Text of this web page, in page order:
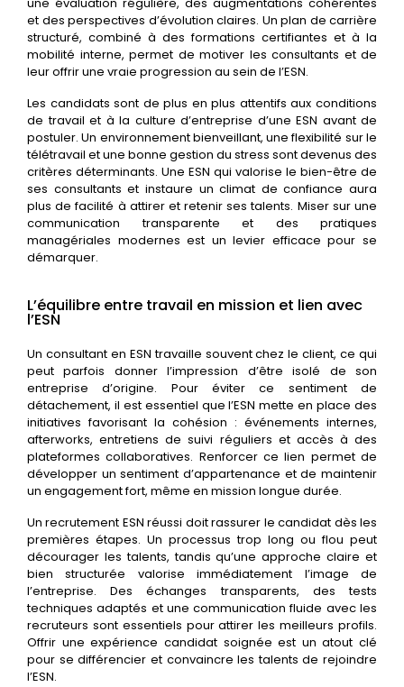
et des perspectives d’évolution claires. Un plan de carrière
structuré, combiné à des formations certifiantes et à la
mobilité interne, permet de motiver les consultants et de
leur offrir une vraie progression au sein de l’ESN.
Les candidats sont de plus en plus attentifs aux conditions
de travail et à la culture d’entreprise d’une ESN avant de
postuler. Un environnement bienveillant, une flexibilité sur le
télétravail et une bonne gestion du stress sont devenus des
critères déterminants. Une ESN qui valorise le bien-être de
ses consultants et instaure un climat de confiance aura
plus de facilité à attirer et retenir ses talents. Miser sur une
communication transparente et des pratiques
managériales modernes est un levier efficace pour se
démarquer.
L’équilibre entre travail en mission et lien avec
l’ESN
Un consultant en ESN travaille souvent chez le client, ce qui
peut parfois donner l’impression d’être isolé de son
entreprise d’origine. Pour éviter ce sentiment de
détachement, il est essentiel que l’ESN mette en place des
initiatives favorisant la cohésion : événements internes,
afterworks, entretiens de suivi réguliers et accès à des
plateformes collaboratives. Renforcer ce lien permet de
développer un sentiment d’appartenance et de maintenir
un engagement fort, même en mission longue durée.
Un recrutement ESN réussi doit rassurer le candidat dès les
premières étapes. Un processus trop long ou flou peut
décourager les talents, tandis qu’une approche claire et
bien structurée valorise immédiatement l’image de
l’entreprise. Des échanges transparents, des tests
techniques adaptés et une communication fluide avec les
recruteurs sont essentiels pour attirer les meilleurs profils.
Offrir une expérience candidat soignée est un atout clé
pour se différencier et convaincre les talents de rejoindre
l’ESN.